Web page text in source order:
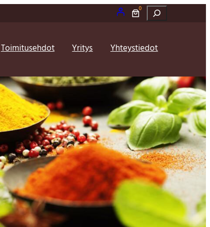
0 Etsi
Toimitusehdot Yritys Yhteystiedot